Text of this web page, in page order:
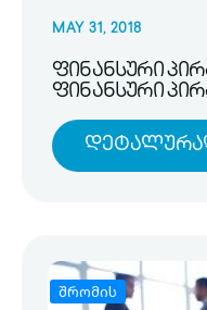
MAY 31, 2018
ფინანსური
ფინანსური
შრომის